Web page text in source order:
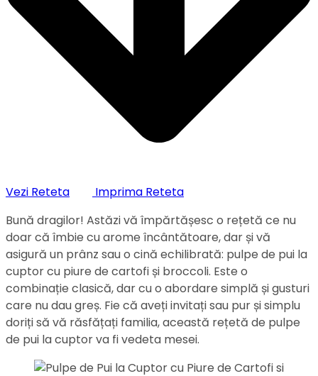
Vezi Reteta
Imprima Reteta
Bună dragilor! Astăzi vă împărtășesc o rețetă ce nu
doar că îmbie cu arome încântătoare, dar și vă
asigură un prânz sau o cină echilibrată: pulpe de pui la
cuptor cu piure de cartofi și broccoli. Este o
combinație clasică, dar cu o abordare simplă și gusturi
care nu dau greș. Fie că aveți invitați sau pur și simplu
doriți să vă răsfățați familia, această rețetă de pulpe
de pui la cuptor va fi vedeta mesei.